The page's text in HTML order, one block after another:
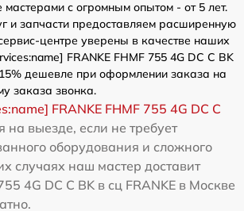
мастерами с огромным опытом - от 5 лет.
и запчасти предоставляем расширенную
центре уверены в качестве наших
FRANKE FHMF 755 4G DC C BK
дешевле при оформлении заказа на
заказа звонка.
FRANKE FHMF 755 4G DC C
на выезде, если не требует
оборудования и сложного
случаях наш мастер доставит
4G DC C BK в сц FRANKE в Москве